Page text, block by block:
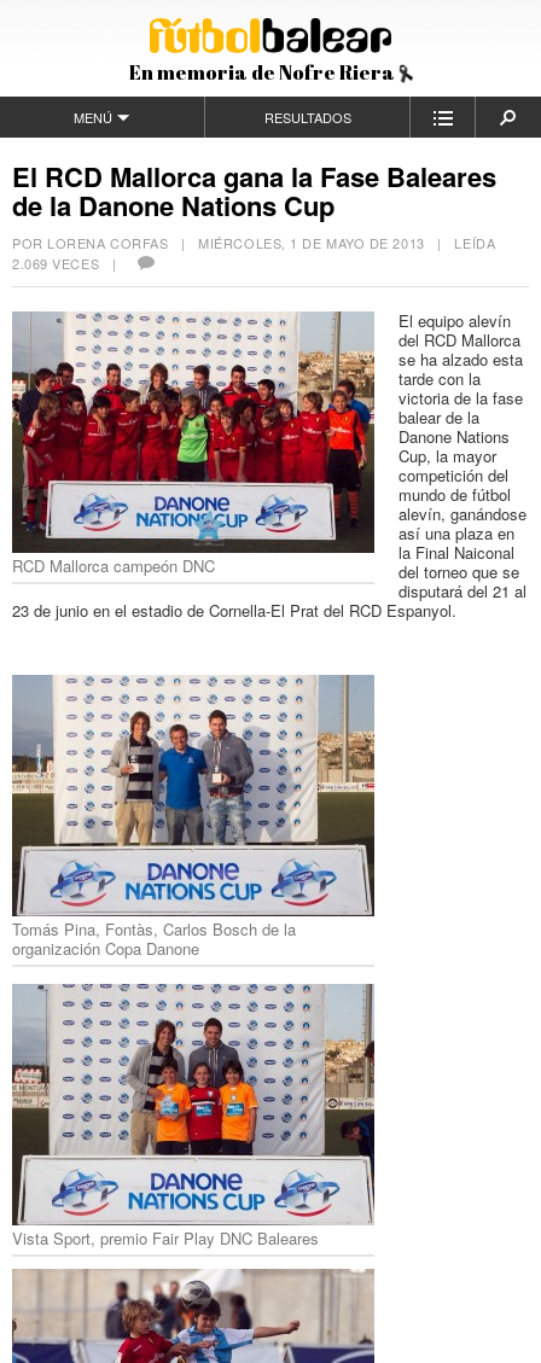
En memoria de Nofre Riera
MENÚ RESULTADOS
El RCD Mallorca gana la Fase Baleares
de la Danone Nations Cup
POR LORENA CORFAS | MIÉRCOLES, 1 DE MAYO DE 2013 | LEÍDA
2.069 VECES |
RCD Mallorca campeón DNC
El equipo alevín
del RCD Mallorca
se ha alzado esta
tarde con la
victoria de la fase
balear de la
Danone Nations
Cup, la mayor
competición del
mundo de fútbol
alevín, ganándose
así una plaza en
la Final Naiconal
del torneo que se
disputará del 21 al
23 de junio en el estadio de Cornella-El Prat del RCD Espanyol.
Tomás Pina, Fontàs, Carlos Bosch de la
organización Copa Danone
Vista Sport, premio Fair Play DNC Baleares